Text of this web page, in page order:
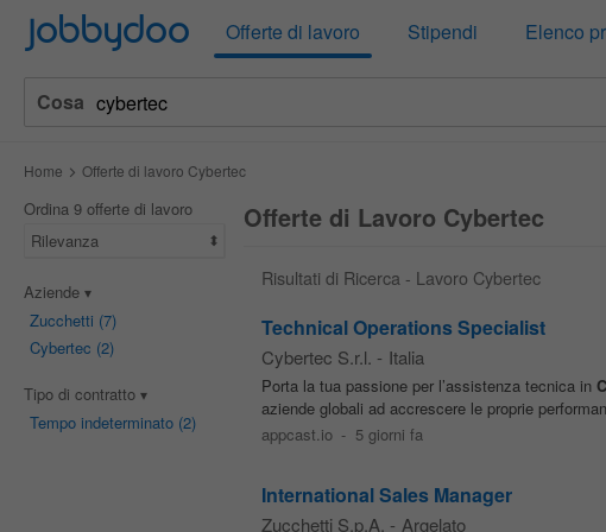
Jobbydoo Offerte di lavoro Stipendi Elenco
Cosa
Home Offerte di lavoro Cybertec
Ordina 9 offerte di lavoro
Rilevanza
Aziende
Zucchetti (7)
Cybertec (2)
Tipo di contratto
Tempo indeterminato(2)
Offerte di Lavoro Cybertec
Risultati di Ricerca - Lavoro Cybertec
Technical Operations Specialist
Cybertec S.r.l. - Italia
Porta la tua passione per l’assistenza tecnica in
aziende globali ad accrescere le proprie
appcast.io - 5 giorni fa
International Sales Manager
Zucchetti S.p.A. - Argelato